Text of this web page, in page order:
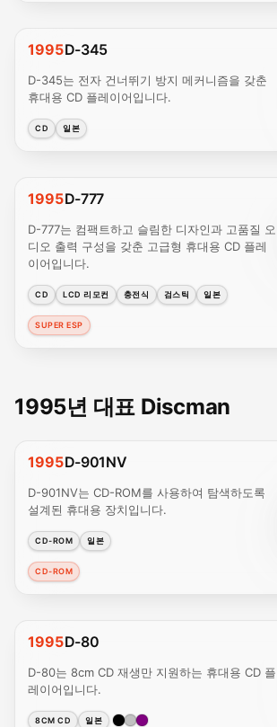
1995D-345
D-345는 전자 건너뛰기 방지 메커니즘을 갖춘
휴대용 CD 플레이어입니다.
CD 일본
1995D-777
D-777는 컴팩트하고 슬림한 디자인과 고품질 오
디오 출력 구성을 갖춘 고급형 휴대용 CD 플레
이어입니다.
CD LCD 리모컨 충전식 검스틱 일본
SUPER ESP
1995년 대표 Discman
1995D-901NV
D-901NV는 CD-ROM를 사용하여 탐색하도록
설계된 휴대용 장치입니다.
CD-ROM 일본
CD-ROM
1995D-80
D-80는 8cm CD 재생만 지원하는 휴대용 CD 플
레이어입니다.
8CM CD 일본